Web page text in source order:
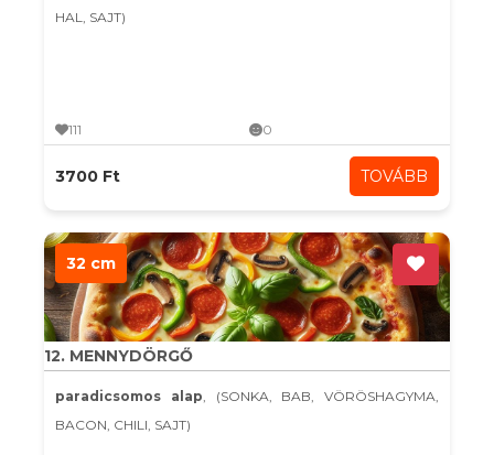
HAL, SAJT)
111 0
3700 Ft TOVÁBB
32 cm
12. MENNYDÖRGŐ
paradicsomos alap, (SONKA, BAB, VÖRÖSHAGYMA,
BACON, CHILI, SAJT)